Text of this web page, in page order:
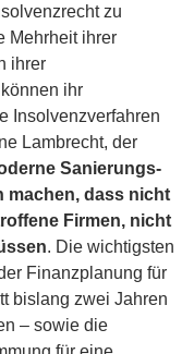
zu
Mehrheit ihrer
ihrer
ihr
Insolvenzverfahren
Lambrecht, der
Sanierungs-
machen, dass nicht
Firmen, nicht
. Die wichtigsten
Finanzplanung für
bislang zwei Jahren
– sowie die